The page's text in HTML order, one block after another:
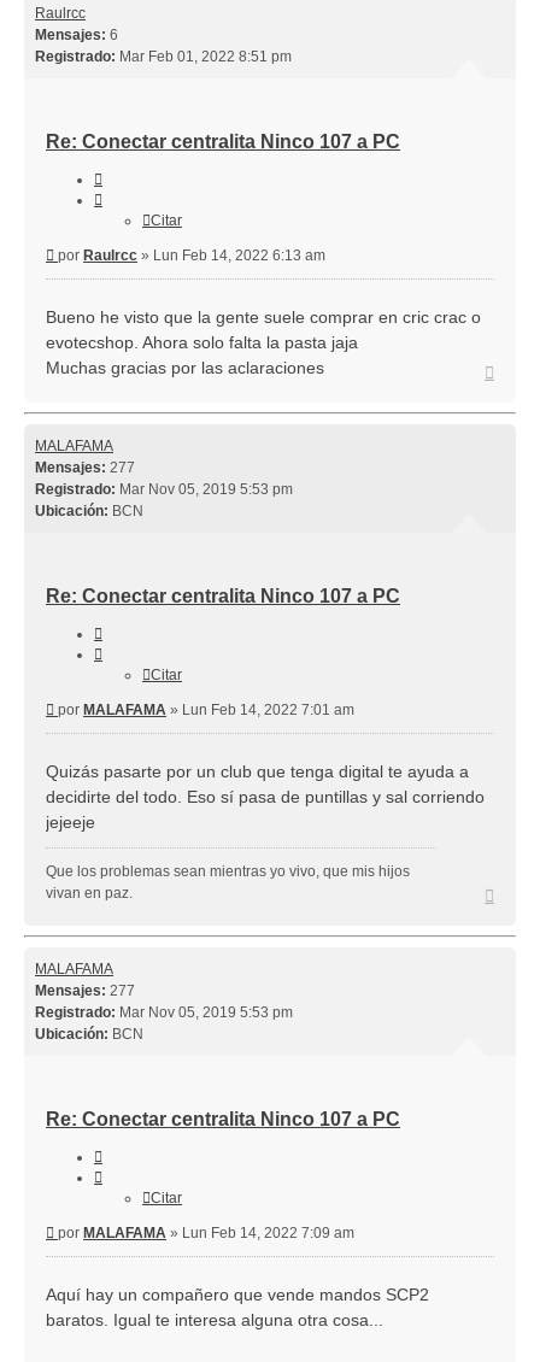
Raulrcc
Mensajes: 6
Registrado: Mar Feb 01, 2022 8:51 pm
Re: Conectar centralita Ninco 107 a PC
Citar
Mensaje
por Raulrcc » Lun Feb 14, 2022 6:13 am
Bueno he visto que la gente suele comprar en cric crac o
evotecshop. Ahora solo falta la pasta jaja
Muchas gracias por las aclaraciones
MALAFAMA
Mensajes: 277
Registrado: Mar Nov 05, 2019 5:53 pm
Ubicación: BCN
Re: Conectar centralita Ninco 107 a PC
Citar
Mensaje
por MALAFAMA » Lun Feb 14, 2022 7:01 am
Quizás pasarte por un club que tenga digital te ayuda a
decidirte del todo. Eso sí pasa de puntillas y sal corriendo
jejeeje
Que los problemas sean mientras yo vivo, que mis hijos
vivan en paz.
MALAFAMA
Mensajes: 277
Registrado: Mar Nov 05, 2019 5:53 pm
Ubicación: BCN
Re: Conectar centralita Ninco 107 a PC
Citar
Mensaje
por MALAFAMA » Lun Feb 14, 2022 7:09 am
Aquí hay un compañero que vende mandos SCP2
baratos. Igual te interesa alguna otra cosa...